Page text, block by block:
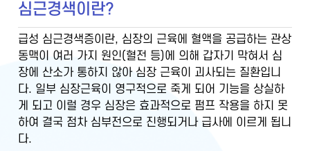
심근경색이란?
급성 심근경색증이란, 심장의 근육에 혈액을 공급하는 관상
동맥이 여러 가지 원인(혈전 등)에 의해 갑자기 막혀서 심
장에 산소가 통하지 않아 심장 근육이 괴사되는 질환입니
다. 일부 심장근육이 영구적으로 죽게 되어 기능을 상실하
게 되고 이럴 경우 심장은 효과적으로 펌프 작용을 하지 못
하여 결국 점차 심부전으로 진행되거나 급사에 이르게 됩니
다.